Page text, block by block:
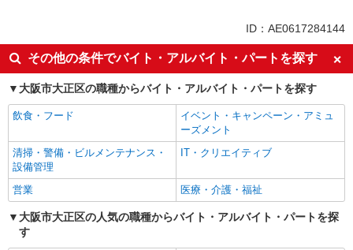
キープ 詳細を見る
派遣社員
株式会社テクノ・サービス/お仕事No/0903180
精密機械部品の加工等
大阪府大阪市大正区
キープ 詳細を見る
入社日応相談
即日勤務OK
職場見学OKまたは説明会あり
未経験歓迎
経験者・有資格者歓迎
新卒・第二新卒歓迎
主婦・主夫歓迎
フリーター歓迎
学歴不問
ブランクOK
ミドル（40代～）活躍中
高収入・高額
昇給あり
週払い
完全週休2日制
年間休日120日以上
ID：AE0617284144
その他の条件でバイト・アルバイト・パートを探す
大阪市大正区の職種からバイト・アルバイト・パートを探す
飲食・フード
イベント・キャンペーン・アミュ
ーズメント
清掃・警備・ビルメンテナンス・
設備管理
IT・クリエイティブ
営業 医療・介護・福祉
大阪市大正区の人気の職種からバイト・アルバイト・パートを探
す